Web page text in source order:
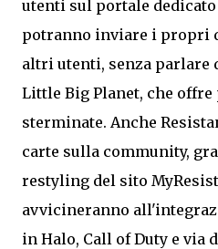
utenti sul portale dedicato
potranno inviare i propri
altri utenti, senza
Little Big Planet, che
sterminate. Anche
carte sulla community,
restyling del sito
avvicineranno
in Halo, Call of Duty e via